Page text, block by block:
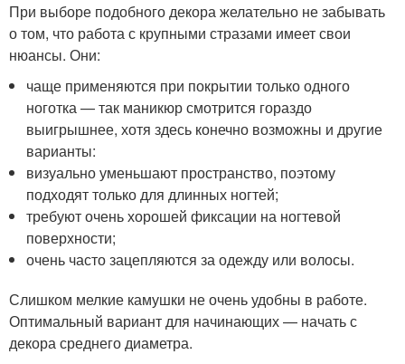
При выборе подобного декора желательно не забывать
о том, что работа с крупными стразами имеет свои
нюансы. Они:
чаще применяются при покрытии только одного
ноготка — так маникюр смотрится гораздо
выигрышнее, хотя здесь конечно возможны и другие
варианты:
визуально уменьшают пространство, поэтому
подходят только для длинных ногтей;
требуют очень хорошей фиксации на ногтевой
поверхности;
очень часто зацепляются за одежду или волосы.
Слишком мелкие камушки не очень удобны в работе.
Оптимальный вариант для начинающих — начать с
декора среднего диаметра.